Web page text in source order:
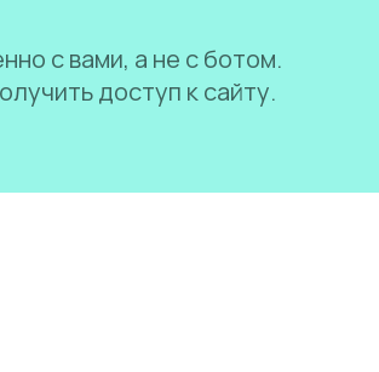
с вами, а не с ботом.
доступ к сайту.